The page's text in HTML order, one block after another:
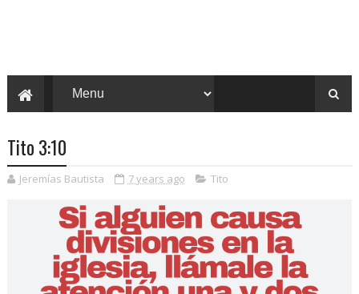
Tito 3:10
Jeremías Bautista 7 years ago Tito